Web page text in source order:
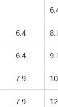
6.4 8.1
6.4 9.1
7.9
7.9